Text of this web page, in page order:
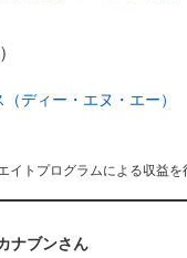
ディー・エヌ・エー）
イトプログラムによる収益を
ナブンさん